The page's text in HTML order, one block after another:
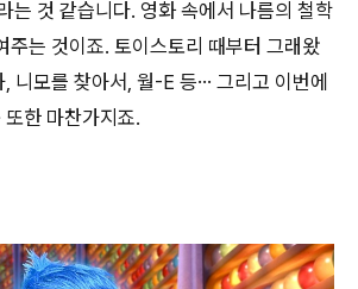
는 것 같습니다. 영화 속에서 나름의 철학
주는 것이죠. 토이스토리 때부터 그래왔
니모를 찾아서, 월-E 등… 그리고 이번에
한 마찬가지죠.